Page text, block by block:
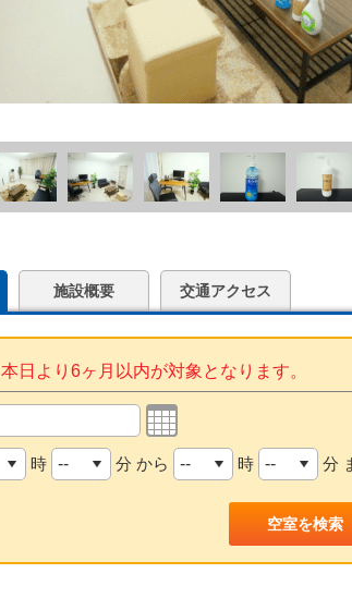
施設概要 交通アクセス
本日より6ヶ月以内が対象となります。
時 分 から 時 分